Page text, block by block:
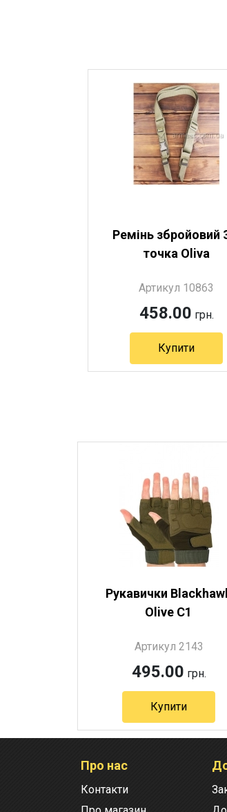
Ремінь збройовий
точка Oliva
Артикул 10863
458.00 грн.
Купити
Рукавички
Olive C1
Артикул 2143
495.00 грн.
Купити
Артикул 2143
Про нас
Контакти